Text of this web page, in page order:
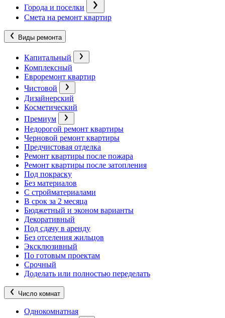
Города и поселки
Смета на ремонт квартир
Виды ремонта
Капитальный
Комплексный
Евроремонт квартир
Чистовой
Дизайнерский
Косметический
Премиум
Недорогой ремонт квартиры
Черновой ремонт квартиры
Предчистовая отделка
Ремонт квартиры после пожара
Ремонт квартиры после затопления
Под покраску
Без материалов
С стройматериалами
В срок за 2 месяца
Бюджетный и эконом варианты
Декоративный
Под сдачу в аренду
Без отселения жильцов
Эксклюзивный
По готовым проектам
Срочный
Доделать или полностью переделать
Число комнат
Однокомнатная